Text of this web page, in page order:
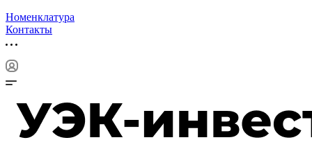
Номенклатура
Контакты